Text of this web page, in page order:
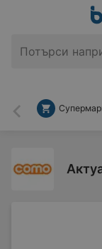
Назад